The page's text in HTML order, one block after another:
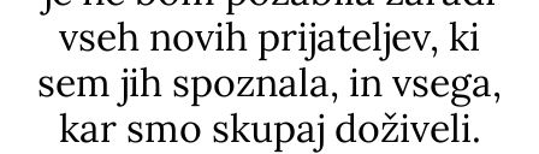
vseh novih prijateljev, ki
sem jih spoznala, in vsega,
kar smo skupaj doživeli.